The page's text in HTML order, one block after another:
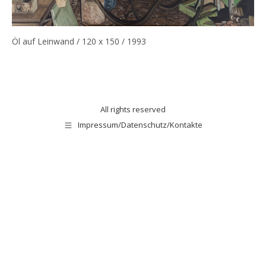
Öl auf Leinwand / 120 x 150 / 1993
All rights reserved
Impressum/Datenschutz/Kontakte